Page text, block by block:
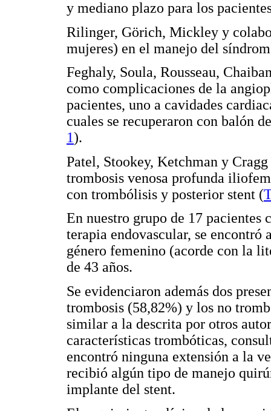
y mediano plazo para los
Rilinger, Görich, Mickley y
mujeres) en el manejo del
Feghaly, Soula, Rousseau,
como complicaciones de la
pacientes, uno a cavidades
cuales se recuperaron con balón
1).
Patel, Stookey, Ketchman y
trombosis venosa profunda
con trombólisis y posterior stent (
En nuestro grupo de 17 pacientes
terapia endovascular, se
género femenino (acorde con la
de 43 años.
Se evidenciaron además dos
trombosis (58,82%) y los no
similar a la descrita por otros
características trombóticas,
encontró ninguna extensión a la
recibió algún tipo de manejo
implante del stent.